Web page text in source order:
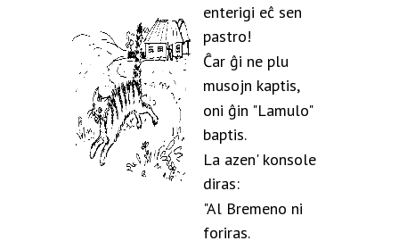
enterigi eĉ sen
pastro!
Ĉar ĝi ne plu
musojn kaptis,
oni ĝin "Lamulo"
baptis.
La azen' konsole
diras:
"Al Bremeno ni
foriras.